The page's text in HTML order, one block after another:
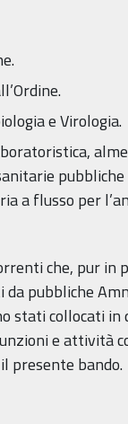
e Virologia.
a flusso per
che, pur in
pubbliche
stati collocati in
e attività
presente bando.